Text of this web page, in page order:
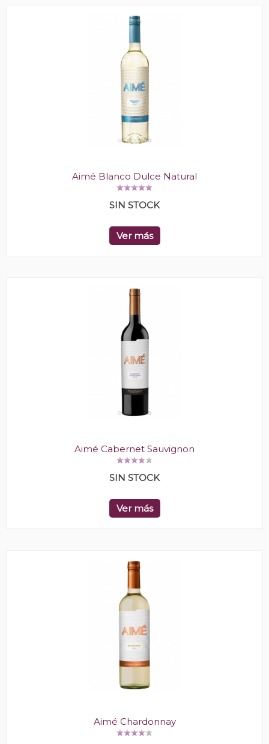
Aimé Blanco Dulce Natural
SIN STOCK
Ver más
Aimé Cabernet Sauvignon
SIN STOCK
Ver más
Aimé Chardonnay